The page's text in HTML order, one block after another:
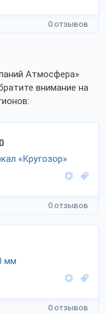
0 отзывов
Атмосфера»
внимание на
«Кругозор»
0 отзывов
мм
0 отзывов